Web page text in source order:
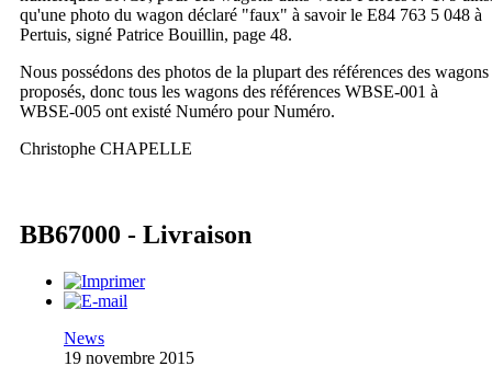
qu'une photo du wagon déclaré "faux" à savoir le E84 763 5 048 à
Pertuis, signé Patrice Bouillin, page 48.
Nous possédons des photos de la plupart des références des wagons
proposés, donc tous les wagons des références WBSE-001 à
WBSE-005 ont existé Numéro pour Numéro.
Christophe CHAPELLE
BB67000 - Livraison
News
19 novembre 2015